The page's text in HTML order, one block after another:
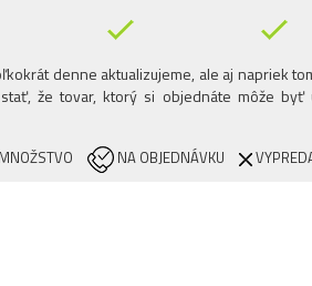
denne aktualizujeme, ale aj napriek
že tovar, ktorý si objednáte môže byť
NA OBJEDNÁVKU